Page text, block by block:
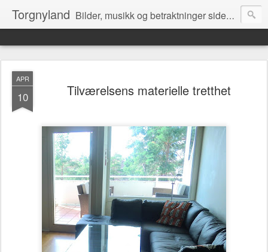
Torgnyland Bilder, musikk og betraktninger siden 2008
APR
10 Tilværelsens materielle tretthet